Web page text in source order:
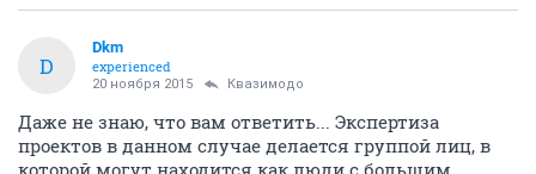
D
Dkm
experienced
20 ноября 2015 Квазимодо
Даже не знаю, что вам ответить... Экспертиза
проектов в данном случае делается группой лиц, в
которой могут находится как люди с большим